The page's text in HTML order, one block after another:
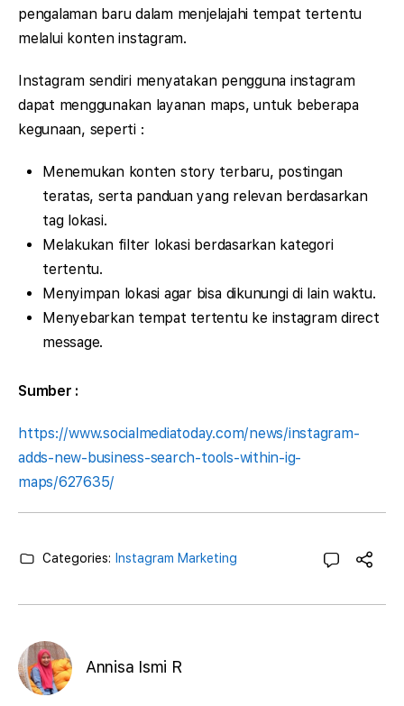
pengalaman baru dalam menjelajahi tempat tertentu
melalui konten instagram.
Instagram sendiri menyatakan pengguna instagram
dapat menggunakan layanan maps, untuk beberapa
kegunaan, seperti :
Menemukan konten story terbaru, postingan
teratas, serta panduan yang relevan berdasarkan
tag lokasi.
Melakukan filter lokasi berdasarkan kategori
tertentu.
Menyimpan lokasi agar bisa dikunungi di lain waktu.
Menyebarkan tempat tertentu ke instagram direct
message.
Sumber :
https://www.socialmediatoday.com/news/instagram-
adds-new-business-search-tools-within-ig-
maps/627635/
Categories: Instagram Marketing
Annisa Ismi R